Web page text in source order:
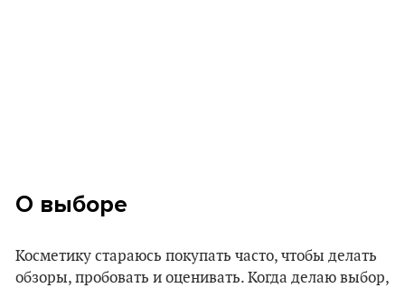
О выборе
Косметику стараюсь покупать часто, чтобы делать
обзоры, пробовать и оценивать. Когда делаю выбор,